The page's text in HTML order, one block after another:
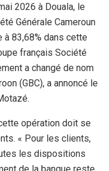
2026 à Douala, le
Générale Cameroun
à 83,68% dans cette
français Société
a changé de nom
(GBC), a annoncé le
opération doit se
« Pour les clients,
les dispositions